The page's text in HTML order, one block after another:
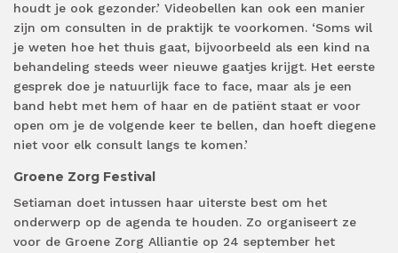
houdt je ook gezonder.’ Videobellen kan ook een manier
zijn om consulten in de praktijk te voorkomen. ‘Soms wil
je weten hoe het thuis gaat, bijvoorbeeld als een kind na
behandeling steeds weer nieuwe gaatjes krijgt. Het eerste
gesprek doe je natuurlijk face to face, maar als je een
band hebt met hem of haar en de patiënt staat er voor
open om je de volgende keer te bellen, dan hoeft diegene
niet voor elk consult langs te komen.’
Groene Zorg Festival
Setiaman doet intussen haar uiterste best om het
onderwerp op de agenda te houden. Zo organiseert ze
voor de Groene Zorg Alliantie op 24 september het